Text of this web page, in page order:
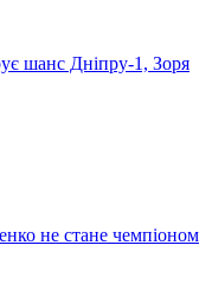
шанс Дніпру-1, Зоря
не стане чемпіоном